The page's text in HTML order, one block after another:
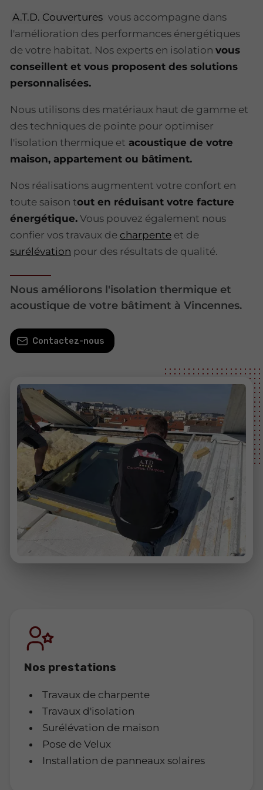
A.T.D. Couvertures vous accompagne dans
l'amélioration des performances énergétiques
de votre habitat. Nos experts en isolation vous
conseillent et vous proposent des solutions
personnalisées.
Nous utilisons des matériaux haut de gamme et
des techniques de pointe pour optimiser
l'isolation thermique et acoustique de votre
maison, appartement ou bâtiment.
Nos réalisations augmentent votre confort en
toute saison tout en réduisant votre facture
énergétique. Vous pouvez également nous
confier vos travaux de charpente et de
surélévation pour des résultats de qualité.
Nous améliorons l'isolation thermique et
acoustique de votre bâtiment à Vincennes.
Contactez-nous
Nos prestations
Travaux de charpente
Travaux d'isolation
Surélévation de maison
Pose de Velux
Installation de panneaux solaires